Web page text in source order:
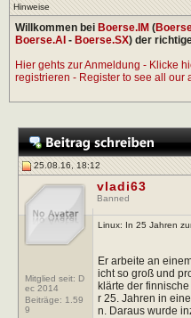
Hinweise
Willkommen bei Boerse.IM (
Boerse.AI - Boerse.SX) der
Hier gehts zur Anmeldung - Klicke
registrieren - Register to see all our
25.08.16, 18:12
Mitglied seit: D
ec 2014
Beiträge: 1.59
9
vladi63
Banned
Linux: In 25 Jahren
Er arbeite an
icht so groß und
klärte der
r 25. Jahren in
n. Daraus wurde